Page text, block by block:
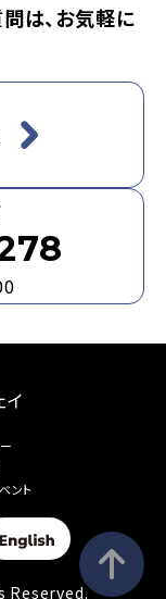
は、お気軽に
ント
Reserved.